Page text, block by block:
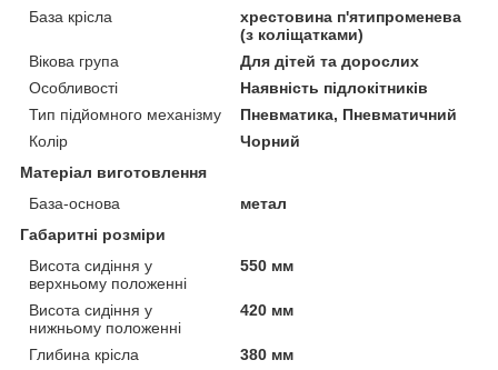
База крісла
хрестовина п'ятипроменева
(з коліщатками)
Вікова група
Для дітей та дорослих
Особливості
Наявність підлокітників
Тип підйомного механізму
Пневматика, Пневматичний
Колір
Чорний
Матеріал виготовлення
База-основа
метал
Габаритні розміри
Висота сидіння у
верхньому положенні
550 мм
Висота сидіння у
нижньому положенні
420 мм
Глибина крісла
380 мм